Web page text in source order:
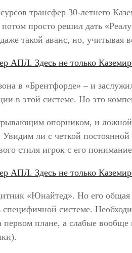
трансфер 30-летнего
просто решил дать
такой аванс, но, учитывая
в «Брентфорде» – и
в этой системе. Но это
опорником, и
ли с четкой
стиля игрок с его
«Юнайтед». Но его общая
специфичной системе.
первом плане, а слабые